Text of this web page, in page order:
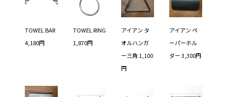
TOWEL BAR
4,180円
TOWEL RING
1,870円
アイアン タ
オルハンガ
ー三角 1,100
円
アイアン ペ
ーパーホル
ダー 3,300円